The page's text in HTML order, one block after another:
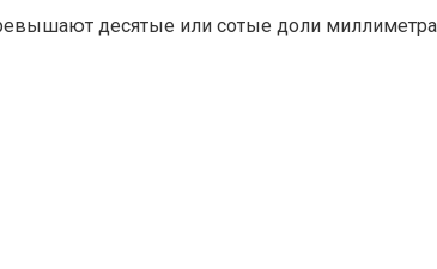
десятые или сотые доли